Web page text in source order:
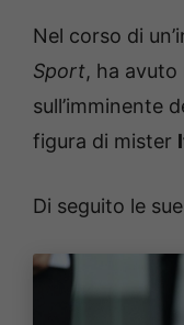
Nel corso di
Sport, ha
sull’imminente
figura di mister
Di seguito le